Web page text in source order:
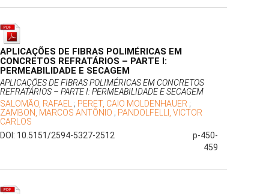
APLICAÇÕES DE FIBRAS POLIMÉRICAS EM
CONCRETOS REFRATÁRIOS – PARTE I:
PERMEABILIDADE E SECAGEM
APLICAÇÕES DE FIBRAS POLIMÉRICAS EM CONCRETOS
REFRATÁRIOS – PARTE I: PERMEABILIDADE E SECAGEM
SALOMÃO, RAFAEL ; PERET, CAIO MOLDENHAUER ;
ZAMBON, MARCOS ANTÔNIO ; PANDOLFELLI, VICTOR
CARLOS
DOI: 10.5151/2594-5327-2512
p-450-
459